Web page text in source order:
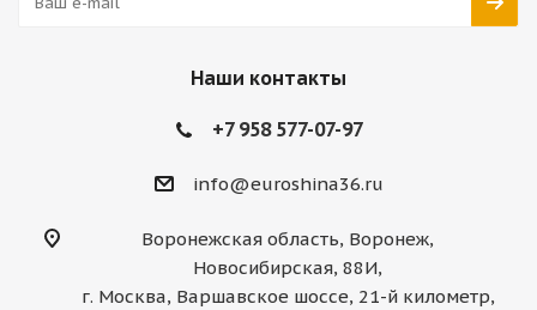
Наши контакты
+7 958 577-07-97
info@euroshina36.ru
Воронежская область, Воронеж,
Новосибирская, 88И,
г. Москва, Варшавское шоссе, 21-й километр,